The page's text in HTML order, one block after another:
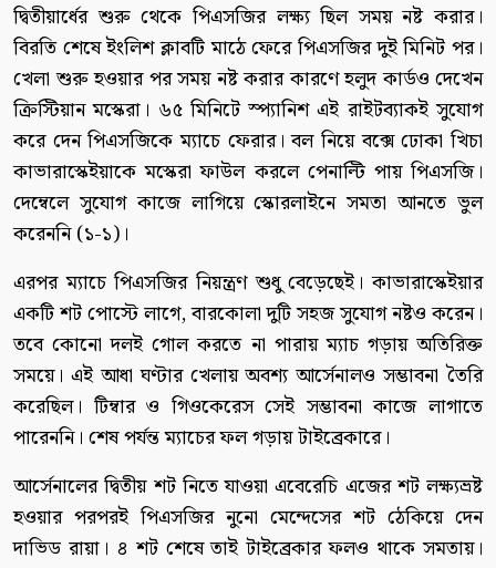
দ্বিতীয়ার্ধের শুরু থেকে পিএসজির লক্ষ্য ছিল সময় নষ্ট করার।
বিরতি শেষে ইংলিশ ক্লাবটি মাঠে ফেরে পিএসজির দুই মিনিট পর।
খেলা শুরু হওয়ার পর সময় নষ্ট করার কারণে হলুদ কার্ডও দেখেন
ক্রিস্টিয়ান মস্কেরা। ৬৫ মিনিটে স্প্যানিশ এই রাইটব্যাকই সুযোগ
করে দেন পিএসজিকে ম্যাচে ফেরার। বল নিয়ে বক্সে ঢোকা খিচা
কাভারাস্কেইয়াকে মস্কেরা ফাউল করলে পেনাল্টি পায় পিএসজি।
দেম্বেলে সুযোগ কাজে লাগিয়ে স্কোরলাইনে সমতা আনতে ভুল
করেননি (১-১)।
এরপর ম্যাচে পিএসজির নিয়ন্ত্রণ শুধু বেড়েছেই। কাভারাস্কেইয়ার
একটি শট পোস্টে লাগে, বারকোলা দুটি সহজ সুযোগ নষ্টও করেন।
তবে কোনো দলই গোল করতে না পারায় ম্যাচ গড়ায় অতিরিক্ত
সময়ে। এই আধা ঘণ্টার খেলায় অবশ্য আর্সেনালও সম্ভাবনা তৈরি
করেছিল। টিম্বার ও গিওকেরেস সেই সম্ভাবনা কাজে লাগাতে
পারেননি। শেষ পর্যন্ত ম্যাচের ফল গড়ায় টাইব্রেকারে।
আর্সেনালের দ্বিতীয় শট নিতে যাওয়া এবেরেচি এজের শট লক্ষ্যভ্রষ্ট
হওয়ার পরপরই পিএসজির নুনো মেন্দেসের শট ঠেকিয়ে দেন
দাভিড রায়া। ৪ শট শেষে তাই টাইব্রেকার ফলও থাকে সমতায়।